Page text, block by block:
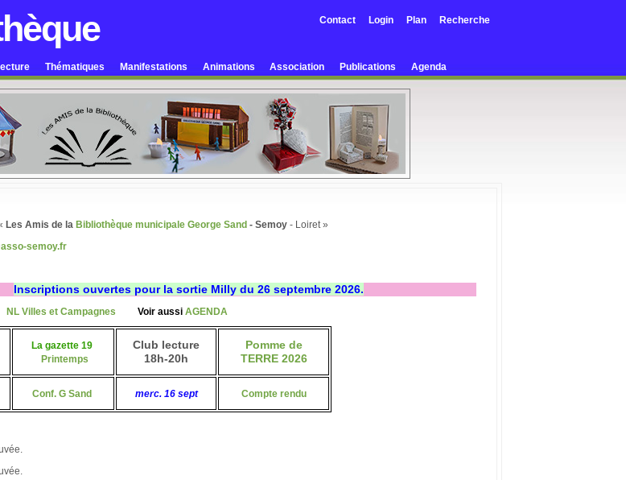
Contact Login Plan Recherche
Thématiques Manifestations Animations Association Publications Agenda
Les Amis de laBibliothèque municipale George Sand - Semoy - Loiret »
semoy.fr
Inscriptions ouvertes pour la sortie Milly du 26 septembre 2026.
NL Villes et Campagnes Voir aussi AGENDA
La gazette 19
Printemps
Club lecture
18h-20h
Pomme de
TERRE 2026
Conf. G Sand merc. 16 sept Compte rendu